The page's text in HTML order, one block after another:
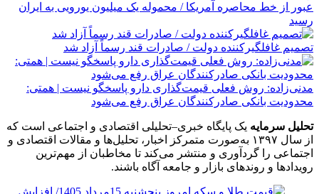
عبور از خط محاصره آمریکا / محموله یک میلیون یورویی به ایران
رسید
تصمیم غافلگیرکننده دولت / صادرات قند رسماً آزاد شد
مدنی‌زاده: روش فعلی قیمت‌گذاری دارو پاسخگو نیست | همتی:
محدودیت بانکی صادرکنندگان عراق رفع می‌شود
تحلیل سرمایه یک پایگاه خبری–تحلیلی اقتصادی و اجتماعی است که
از سال ۱۳۹۷ به‌صورت متمرکز اخبار، تحلیل‌ها و مقالات اقتصادی و
اجتماعی را گردآوری و منتشر می‌کند تا مخاطبان از مهم‌ترین
رویدادها و روندهای بازار و جامعه آگاه باشند.